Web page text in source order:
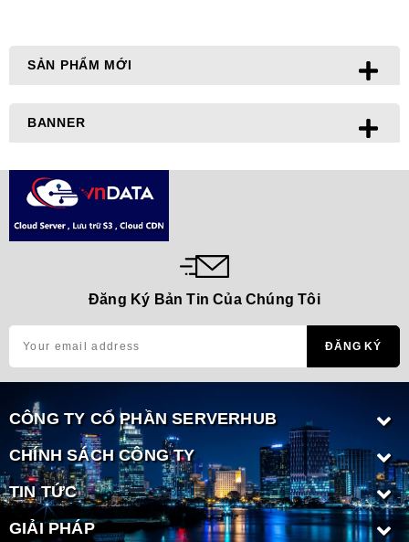
SẢN PHẨM MỚI
BANNER
Đăng Ký Bản Tin Của Chúng Tôi
CÔNG TY CỔ PHẦN SERVERHUB
CHÍNH SÁCH CÔNG TY
TIN TỨC
GIẢI PHÁP